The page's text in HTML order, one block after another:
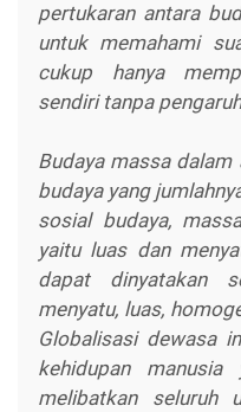
pertukaran antara
untuk memahami
cukup hanya
sendiri tanpa
Budaya massa
budaya yang
sosial budaya,
yaitu luas dan
dapat dinyatakan
menyatu, luas,
Globalisasi dewasa
kehidupan
melibatkan seluruh